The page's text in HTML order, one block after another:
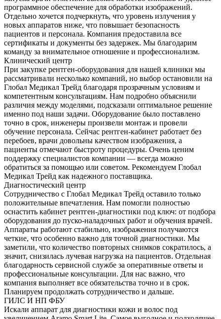
программное обеспечение для обработки изображений.
Отдельно хочется подчеркнуть, что уровень излучения у
новых аппаратов ниже, что повышает безопасность
пациентов и персонала. Компания предоставила все
сертификаты и документы без задержек. Мы благодарим
команду за внимательное отношение и профессионализм.
Клинический центр
При закупке рентген-оборудования для нашей клиники мы
рассматривали несколько компаний, но выбор остановили на
Глобал Медикал Трейд благодаря прозрачным условиям и
компетентным консультациям. Нам подробно объяснили
различия между моделями, подсказали оптимальное решение
именно под наши задачи. Оборудование было поставлено
точно в срок, инженеры произвели монтаж и провели
обучение персонала. Сейчас рентген-кабинет работает без
перебоев, врачи довольны качеством изображения, а
пациенты отмечают быстроту процедуры. Очень ценим
поддержку специалистов компании — всегда можно
обратиться за помощью или советом. Рекомендуем Глобал
Медикал Трейд как надежного поставщика.
Диагностический центр
Сотрудничество с Глобал Медикал Трейд оставило только
положительные впечатления. Нам помогли полностью
оснастить кабинет рентген-диагностики под ключ: от подбора
оборудования до пуско-наладочных работ и обучения врачей.
Аппараты работают стабильно, изображения получаются
четкие, что особенно важно для точной диагностики. Мы
заметили, что количество повторных снимков сократилось, а
значит, снизилась лучевая нагрузка на пациентов. Отдельная
благодарность сервисной службе за оперативные ответы и
профессиональные консультации. Для нас важно, что
компания выполняет все обязательства точно и в срок.
Планируем продолжать сотрудничество и дальше.
ГИЛС И НП ФБУ
Искали аппарат для диагностики кожи и волос под